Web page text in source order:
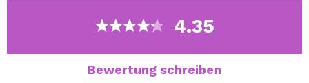
von feinen Linien und Falten.
Besonders geeignet für dehydrierte, müde und stumpfe
Die Formel ist leicht und zieht schnell ein.
4.35
Bewertung schreiben